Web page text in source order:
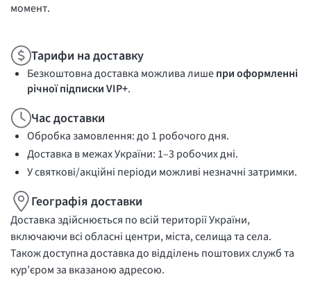
момент.
Тарифи на доставку
Безкоштовна доставка можлива лишепри оформленні
річної підписки VIP+.
Час доставки
Обробка замовлення: до 1 робочого дня.
Доставка в межах України: 1–3 робочих дні.
У святкові/акційні періоди можливі незначні затримки.
Географія доставки
Доставка здійснюється по всій території України,
включаючи всі обласні центри, міста, селища та села.
Також доступна доставка до відділень поштових служб та
кур’єром за вказаною адресою.